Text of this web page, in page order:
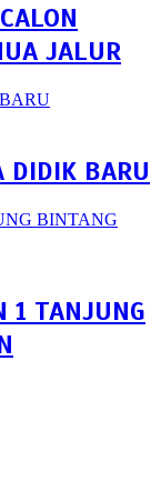
JALUR
DIDIK BARU
1 TANJUNG